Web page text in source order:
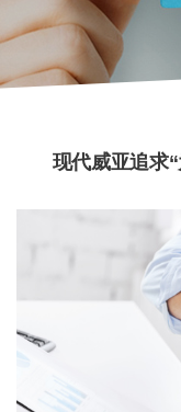
现代威亚追求